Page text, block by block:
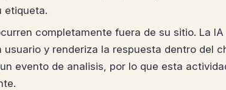
etiqueta.
completamente fuera de su sitio. La
usuario y renderiza la respuesta dentro del
evento de analisis, por lo que esta